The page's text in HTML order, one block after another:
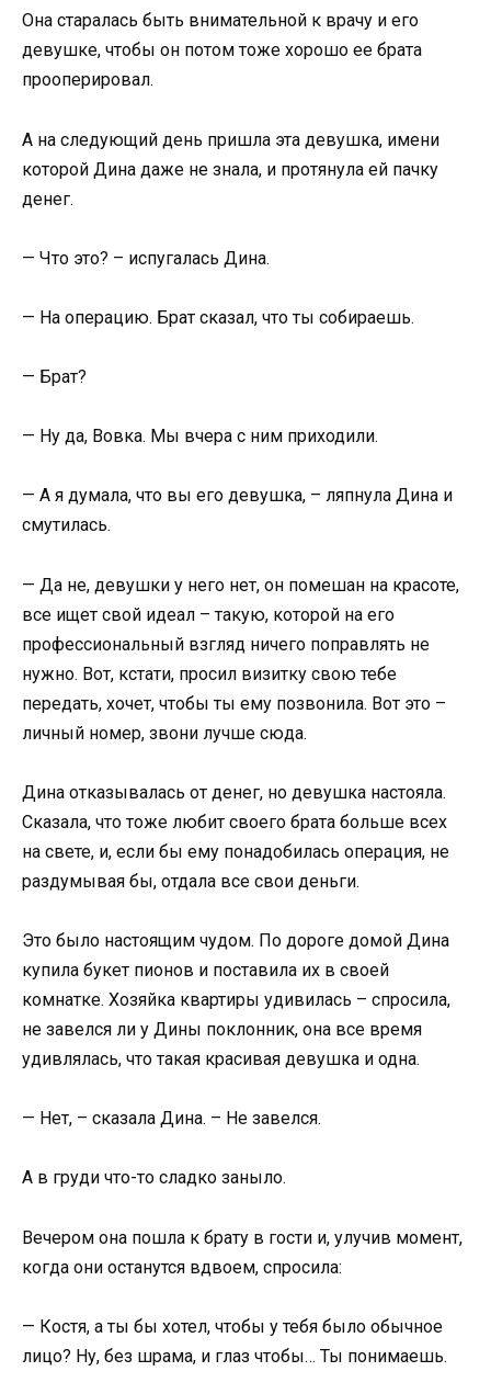
Она старалась быть внимательной к врачу и его
девушке, чтобы он потом тоже хорошо ее брата
прооперировал.
А на следующий день пришла эта девушка, имени
которой Дина даже не знала, и протянула ей пачку
денег.
— Что это? – испугалась Дина.
— На операцию. Брат сказал, что ты собираешь.
— Брат?
— Ну да, Вовка. Мы вчера с ним приходили.
— А я думала, что вы его девушка, – ляпнула Дина и
смутилась.
— Да не, девушки у него нет, он помешан на красоте,
все ищет свой идеал – такую, которой на его
профессиональный взгляд ничего поправлять не
нужно. Вот, кстати, просил визитку свою тебе
передать, хочет, чтобы ты ему позвонила. Вот это –
личный номер, звони лучше сюда.
Дина отказывалась от денег, но девушка настояла.
Сказала, что тоже любит своего брата больше всех
на свете, и, если бы ему понадобилась операция, не
раздумывая бы, отдала все свои деньги.
Это было настоящим чудом. По дороге домой Дина
купила букет пионов и поставила их в своей
комнатке. Хозяйка квартиры удивилась – спросила,
не завелся ли у Дины поклонник, она все время
удивлялась, что такая красивая девушка и одна.
— Нет, – сказала Дина. – Не завелся.
А в груди что-то сладко заныло.
Вечером она пошла к брату в гости и, улучив момент,
когда они останутся вдвоем, спросила:
— Костя, а ты бы хотел, чтобы у тебя было обычное
лицо? Ну, без шрама, и глаз чтобы… Ты понимаешь.